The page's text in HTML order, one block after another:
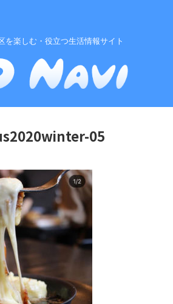
を楽しむ・役立つ生活情報サイト
05